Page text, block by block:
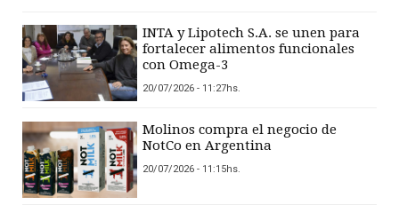
INTA y Lipotech S.A. se unen para
fortalecer alimentos funcionales
con Omega-3
20/07/2026 - 11:27hs.
Molinos compra el negocio de
NotCo en Argentina
20/07/2026 - 11:15hs.